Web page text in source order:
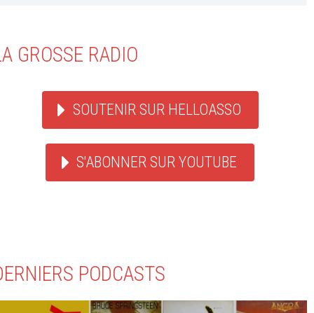
GROSSE RADIO
SOUTENIR SUR HELLOASSO
S'ABONNER SUR YOUTUBE
PODCASTS